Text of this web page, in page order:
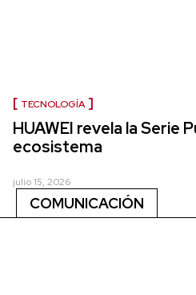
TECNOLOGÍA
HUAWEI revela la Serie
ecosistema
julio 15, 2026
COMUNICACIÓN